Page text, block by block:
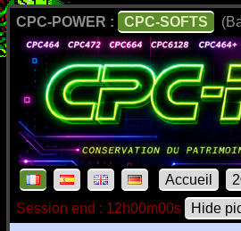
CPC-POWER : CPC-SOFTS
Accueil
Session end : 12h00m00s
Hide